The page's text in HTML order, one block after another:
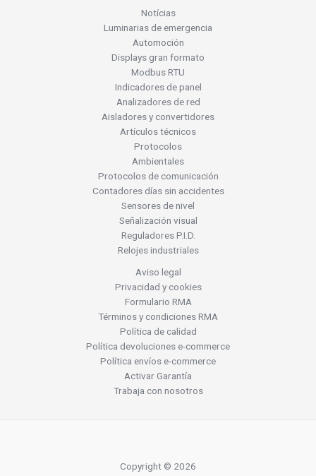
Notícias
Luminarias de emergencia
Automoción
Displays gran formato
Modbus RTU
Indicadores de panel
Analizadores de red
Aisladores y convertidores
Artículos técnicos
Protocolos
Ambientales
Protocolos de comunicación
Contadores días sin accidentes
Sensores de nivel
Señalización visual
Reguladores P.I.D.
Relojes industriales
Aviso legal
Privacidad y cookies
Formulario RMA
Términos y condiciones RMA
Política de calidad
Política devoluciones e-commerce
Política envíos e-commerce
Activar Garantía
Trabaja con nosotros
Copyright © 2026